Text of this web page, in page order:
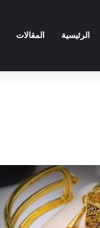
الرئيسية المقالات